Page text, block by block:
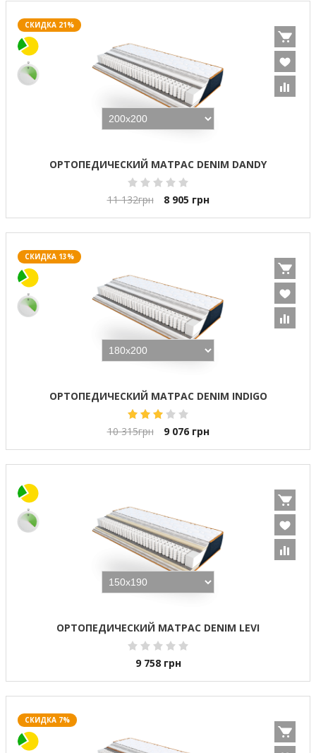
СКИДКА 21%
ОРТОПЕДИЧЕСКИЙ МАТРАС DENIM DANDY
11 132грн 8 905 грн
СКИДКА 13%
ОРТОПЕДИЧЕСКИЙ МАТРАС DENIM INDIGO
10 315грн 9 076 грн
ОРТОПЕДИЧЕСКИЙ МАТРАС DENIM LEVI
9 758 грн
СКИДКА 7%